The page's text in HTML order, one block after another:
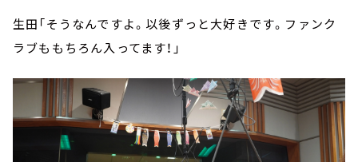
生田「そうなんですよ。以後ずっと大好きです。ファンク
ラブももちろん入ってます！」